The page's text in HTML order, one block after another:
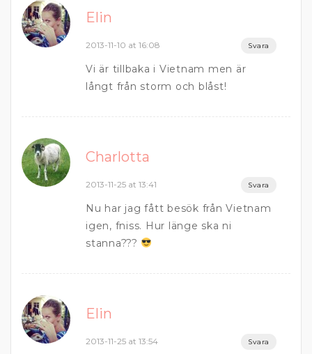
Elin
2013-11-10 at 16:08 Svara
Vi är tillbaka i Vietnam men är
långt från storm och blåst!
Charlotta
2013-11-25 at 13:41 Svara
Nu har jag fått besök från Vietnam
igen, fniss. Hur länge ska ni
stanna???
Elin
2013-11-25 at 13:54 Svara